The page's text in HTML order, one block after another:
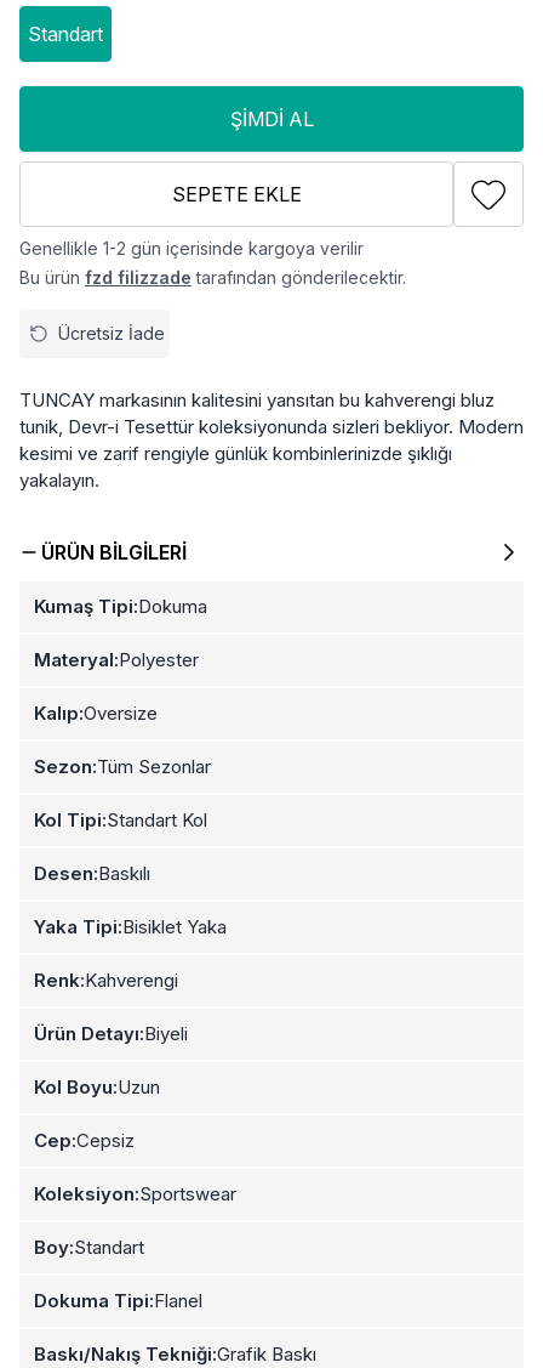
Standart
ŞIMDI AL
SEPETE EKLE
Genellikle 1-2 gün içerisinde kargoya verilir
Bu ürün fzd filizzade tarafından gönderilecektir.
Ücretsiz İade
TUNCAY markasının kalitesini yansıtan bu kahverengi bluz
tunik, Devr-i Tesettür koleksiyonunda sizleri bekliyor. Modern
kesimi ve zarif rengiyle günlük kombinlerinizde şıklığı
yakalayın.
ÜRÜN BILGILERI
Kumaş Tipi:Dokuma
Materyal:Polyester
Kalıp:Oversize
Sezon:Tüm Sezonlar
Kol Tipi:Standart Kol
Desen:Baskılı
Yaka Tipi:Bisiklet Yaka
Renk:Kahverengi
Ürün Detayı:Biyeli
Kol Boyu:Uzun
Cep:Cepsiz
Koleksiyon:Sportswear
Boy:Standart
Dokuma Tipi:Flanel
Baskı/Nakış Tekniği:Grafik Baskı